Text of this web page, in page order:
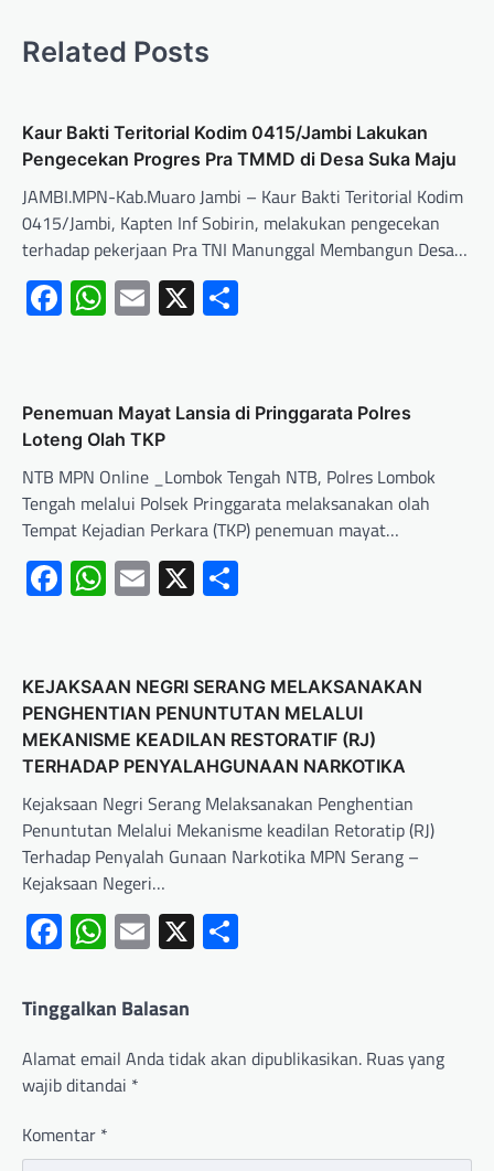
Related Posts
Kaur Bakti Teritorial Kodim 0415/Jambi Lakukan
Pengecekan Progres Pra TMMD di Desa Suka Maju
JAMBI.MPN-Kab.Muaro Jambi – Kaur Bakti Teritorial Kodim
0415/Jambi, Kapten Inf Sobirin, melakukan pengecekan
terhadap pekerjaan Pra TNI Manunggal Membangun Desa…
Facebook
WhatsApp
Email
X
Penemuan Mayat Lansia di Pringgarata Polres
Loteng Olah TKP
NTB MPN Online _Lombok Tengah NTB, Polres Lombok
Tengah melalui Polsek Pringgarata melaksanakan olah
Tempat Kejadian Perkara (TKP) penemuan mayat…
Facebook
WhatsApp
Email
X
KEJAKSAAN NEGRI SERANG MELAKSANAKAN
PENGHENTIAN PENUNTUTAN MELALUI
MEKANISME KEADILAN RESTORATIF (RJ)
TERHADAP PENYALAHGUNAAN NARKOTIKA
Kejaksaan Negri Serang Melaksanakan Penghentian
Penuntutan Melalui Mekanisme keadilan Retoratip (RJ)
Terhadap Penyalah Gunaan Narkotika MPN Serang –
Kejaksaan Negeri…
Facebook
WhatsApp
Email
X
Tinggalkan Balasan
Alamat email Anda tidak akan dipublikasikan. Ruas yang
wajib ditandai *
Komentar *